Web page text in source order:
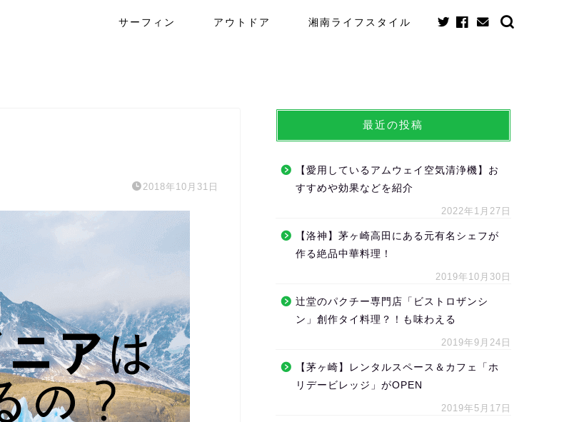
サーフィン アウトドア 湘南ライフスタイル
2018年10月31日
最近の投稿
【愛用しているアムウェイ空気清浄機】お
すすめや効果などを紹介
2022年1月27日
【洛神】茅ヶ崎高田にある元有名シェフが
作る絶品中華料理！
2019年10月30日
辻堂のパクチー専門店「ビストロザンシ
ン」創作タイ料理？！も味わえる
2019年9月24日
【茅ヶ崎】レンタルスペース＆カフェ「ホ
リデービレッジ」がOPEN
2019年5月17日